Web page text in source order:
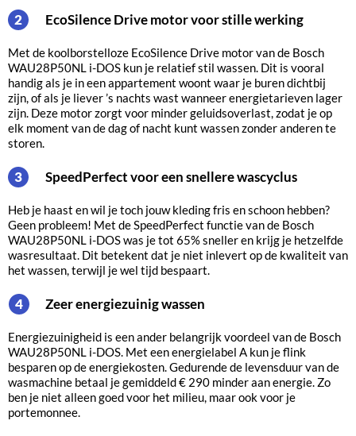
2 EcoSilence Drive motor voor stille werking
Met de koolborstelloze EcoSilence Drive motor van de Bosch
WAU28P50NL i-DOS kun je relatief stil wassen. Dit is vooral
handig als je in een appartement woont waar je buren dichtbij
zijn, of als je liever ’s nachts wast wanneer energietarieven lager
zijn. Deze motor zorgt voor minder geluidsoverlast, zodat je op
elk moment van de dag of nacht kunt wassen zonder anderen te
storen.
3 SpeedPerfect voor een snellere wascyclus
Heb je haast en wil je toch jouw kleding fris en schoon hebben?
Geen probleem! Met de SpeedPerfect functie van de Bosch
WAU28P50NL i-DOS was je tot 65% sneller en krijg je hetzelfde
wasresultaat. Dit betekent dat je niet inlevert op de kwaliteit van
het wassen, terwijl je wel tijd bespaart.
4 Zeer energiezuinig wassen
Energiezuinigheid is een ander belangrijk voordeel van de Bosch
WAU28P50NL i-DOS. Met een energielabel A kun je flink
besparen op de energiekosten. Gedurende de levensduur van de
wasmachine betaal je gemiddeld € 290 minder aan energie. Zo
ben je niet alleen goed voor het milieu, maar ook voor je
portemonnee.